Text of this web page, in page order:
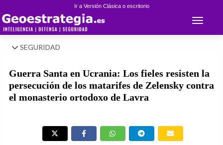
Ir a Versión Clásica o escritorio
Toggle
SEGURIDAD
Guerra Santa en Ucrania: Los fieles resisten la
persecución de los matarifes de Zelensky contra
el monasterio ortodoxo de Lavra